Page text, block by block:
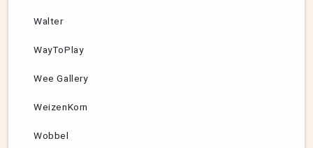
Walter
WayToPlay
Wee Gallery
WeizenKorn
Wobbel